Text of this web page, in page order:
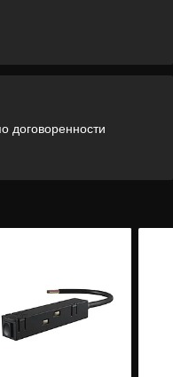
договоренности